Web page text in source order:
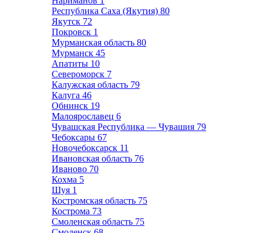
Республика Саха (Якутия) 80
Якутск 72
Покровск 1
Мурманская область 80
Мурманск 45
Апатиты 10
Североморск 7
Калужская область 79
Калуга 46
Обнинск 19
Малоярославец 6
Чувашская Республика — Чувашия 79
Чебоксары 67
Новочебоксарск 11
Ивановская область 76
Иваново 70
Кохма 5
Шуя 1
Костромская область 75
Кострома 73
Смоленская область 75